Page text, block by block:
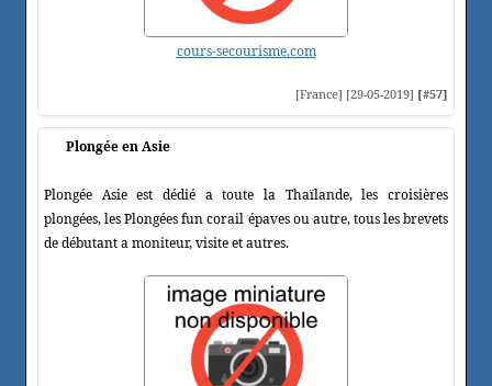
cours-secourisme.com
[France] [29-05-2019] [#57]
Plongée en Asie
Plongée Asie est dédié a toute la Thaïlande, les croisières
plongées, les Plongées fun corail épaves ou autre, tous les brevets
de débutant a moniteur, visite et autres.